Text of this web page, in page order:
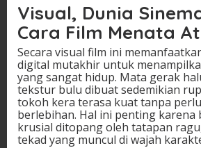
Visual, Dunia
Cara Film Menata
Secara visual film ini
digital mutakhir untuk
yang sangat hidup. Mata gerak
tekstur bulu dibuat sedemikian
tokoh kera terasa kuat tanpa
berlebihan. Hal ini penting karena
krusial ditopang oleh tatapan
tekad yang muncul di wajah